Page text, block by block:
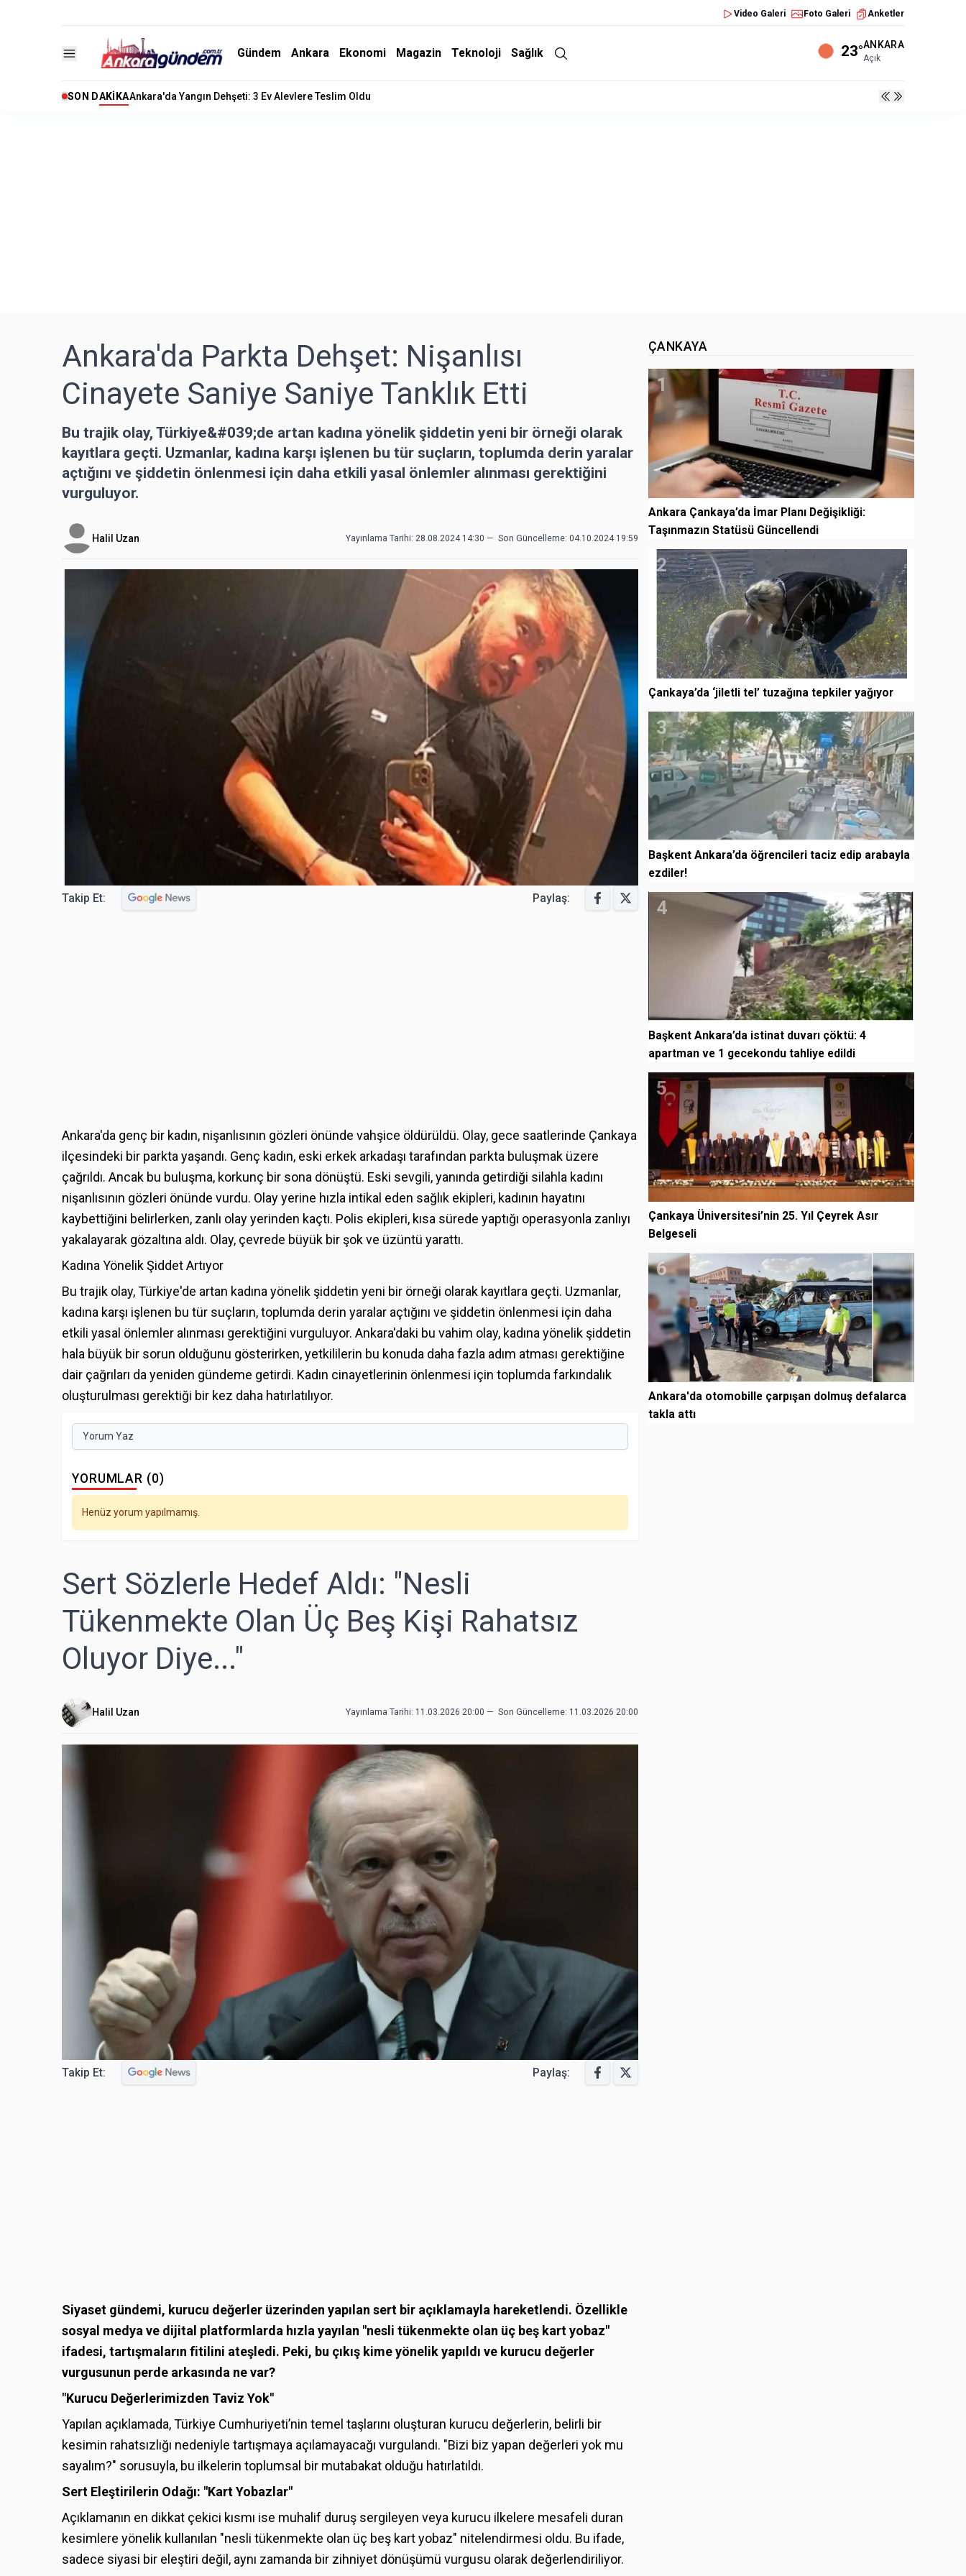
Video Galeri Foto Galeri Anketler
Gündem Ankara Ekonomi Magazin Teknoloji Sağlık 23°ANKARA
Açık
SON DAKIKAAnkara'da Yangın Dehşeti: 3 Ev Alevlere Teslim Oldu
Ankara'da Parkta Dehşet: Nişanlısı
Cinayete Saniye Saniye Tanklık Etti
Bu trajik olay, Türkiye&#039;de artan kadına yönelik şiddetin yeni bir örneği olarak
kayıtlara geçti. Uzmanlar, kadına karşı işlenen bu tür suçların, toplumda derin yaralar
açtığını ve şiddetin önlenmesi için daha etkili yasal önlemler alınması gerektiğini
vurguluyor.
Halil Uzan Yayınlama Tarihi: 28.08.2024 14:30 — Son Güncelleme: 04.10.2024 19:59
Takip Et: Paylaş:
Ankara'da genç bir kadın, nişanlısının gözleri önünde vahşice öldürüldü. Olay, gece saatlerinde Çankaya
ilçesindeki bir parkta yaşandı. Genç kadın, eski erkek arkadaşı tarafından parkta buluşmak üzere
çağrıldı. Ancak bu buluşma, korkunç bir sona dönüştü. Eski sevgili, yanında getirdiği silahla kadını
nişanlısının gözleri önünde vurdu. Olay yerine hızla intikal eden sağlık ekipleri, kadının hayatını
kaybettiğini belirlerken, zanlı olay yerinden kaçtı. Polis ekipleri, kısa sürede yaptığı operasyonla zanlıyı
yakalayarak gözaltına aldı. Olay, çevrede büyük bir şok ve üzüntü yarattı.
Kadına Yönelik Şiddet Artıyor
Bu trajik olay, Türkiye'de artan kadına yönelik şiddetin yeni bir örneği olarak kayıtlara geçti. Uzmanlar,
kadına karşı işlenen bu tür suçların, toplumda derin yaralar açtığını ve şiddetin önlenmesi için daha
etkili yasal önlemler alınması gerektiğini vurguluyor. Ankara'daki bu vahim olay, kadına yönelik şiddetin
hala büyük bir sorun olduğunu gösterirken, yetkililerin bu konuda daha fazla adım atması gerektiğine
dair çağrıları da yeniden gündeme getirdi. Kadın cinayetlerinin önlenmesi için toplumda farkındalık
oluşturulması gerektiği bir kez daha hatırlatılıyor.
Yorum Yaz
YORUMLAR (0)
Henüz yorum yapılmamış.
Sert Sözlerle Hedef Aldı: "Nesli
Tükenmekte Olan Üç Beş Kişi Rahatsız
Oluyor Diye..."
Halil Uzan Yayınlama Tarihi: 11.03.2026 20:00 — Son Güncelleme: 11.03.2026 20:00
Takip Et: Paylaş:
Siyaset gündemi, kurucu değerler üzerinden yapılan sert bir açıklamayla hareketlendi. Özellikle
sosyal medya ve dijital platformlarda hızla yayılan "nesli tükenmekte olan üç beş kart yobaz"
ifadesi, tartışmaların fitilini ateşledi. Peki, bu çıkış kime yönelik yapıldı ve kurucu değerler
vurgusunun perde arkasında ne var?
"Kurucu Değerlerimizden Taviz Yok"
Yapılan açıklamada, Türkiye Cumhuriyeti’nin temel taşlarını oluşturan kurucu değerlerin, belirli bir
kesimin rahatsızlığı nedeniyle tartışmaya açılamayacağı vurgulandı. "Bizi biz yapan değerleri yok mu
sayalım?" sorusuyla, bu ilkelerin toplumsal bir mutabakat olduğu hatırlatıldı.
Sert Eleştirilerin Odağı: "Kart Yobazlar"
Açıklamanın en dikkat çekici kısmı ise muhalif duruş sergileyen veya kurucu ilkelere mesafeli duran
kesimlere yönelik kullanılan "nesli tükenmekte olan üç beş kart yobaz" nitelendirmesi oldu. Bu ifade,
sadece siyasi bir eleştiri değil, aynı zamanda bir zihniyet dönüşümü vurgusu olarak değerlendiriliyor.
ÇANKAYA
1
Ankara Çankaya’da İmar Planı Değişikliği:
Taşınmazın Statüsü Güncellendi
2
Çankaya’da ‘jiletli tel’ tuzağına tepkiler yağıyor
3
Başkent Ankara’da öğrencileri taciz edip arabayla
ezdiler!
4
Başkent Ankara’da istinat duvarı çöktü: 4
apartman ve 1 gecekondu tahliye edildi
5
Çankaya Üniversitesi’nin 25. Yıl Çeyrek Asır
Belgeseli
6
Ankara'da otomobille çarpışan dolmuş defalarca
takla attı